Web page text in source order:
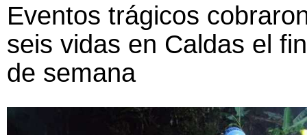
Eventos trágicos
seis vidas en Caldas el fin
de semana